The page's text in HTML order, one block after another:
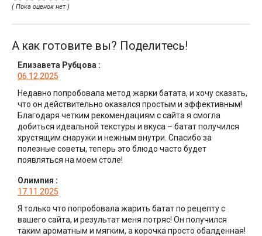
( Пока оценок нет )
А как готовите вы? Поделитесь!
Елизавета Рубцова :
06.12.2025
Недавно попробовала метод жарки батата, и хочу сказать,
что он действительно оказался простым и эффективным!
Благодаря четким рекомендациям с сайта я смогла
добиться идеальной текстуры и вкуса – батат получился
хрустящим снаружи и нежным внутри. Спасибо за
полезные советы, теперь это блюдо часто будет
появляться на моем столе!
Олимпия :
17.11.2025
Я только что попробовала жарить батат по рецепту с
вашего сайта, и результат меня потряс! Он получился
таким ароматным и мягким, а корочка просто обалденная!